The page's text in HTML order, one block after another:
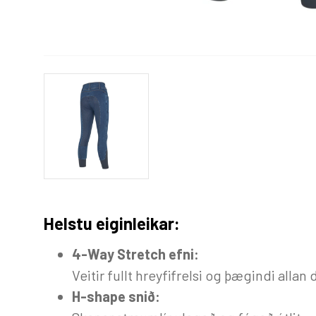
Helstu eiginleikar:
4-Way Stretch efni:
Veitir fullt hreyfifrelsi og þægindi allan
H-shape snið: